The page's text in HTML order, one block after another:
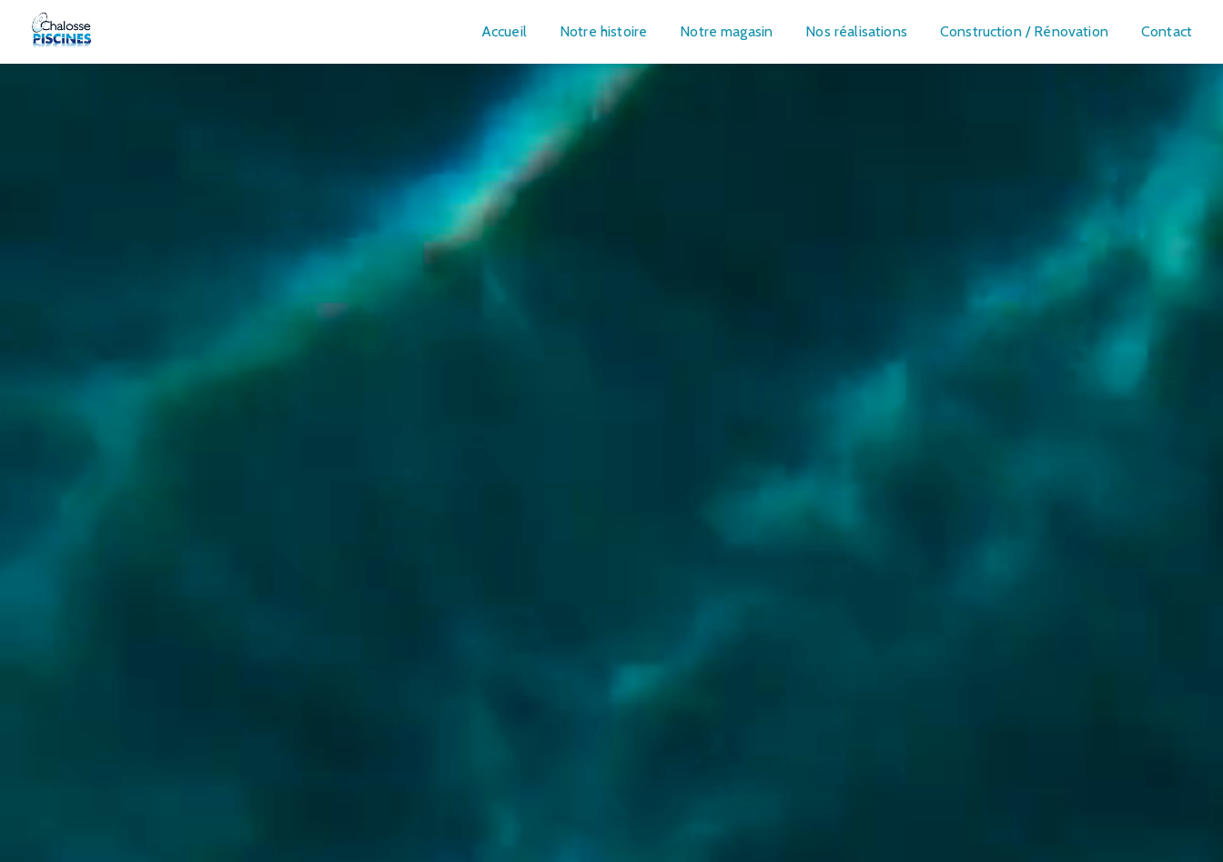
Accueil Notre histoire Notre magasin Nos réalisations Construction / Rénovation Contact
Panneau de gestion des cookies